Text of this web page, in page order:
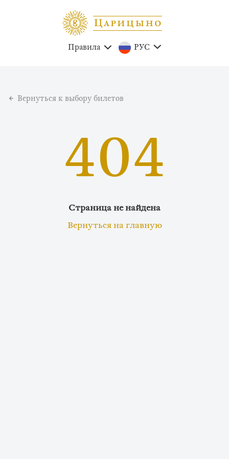
Правила РУС
Вернуться к выбору билетов
404
Страница не найдена
Вернуться на главную